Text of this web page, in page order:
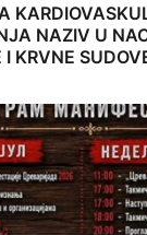
NAZIV U
I KRVNE